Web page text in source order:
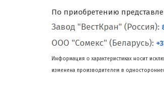
По приобретению
Информация о характеристиках носит
изменена производителем в